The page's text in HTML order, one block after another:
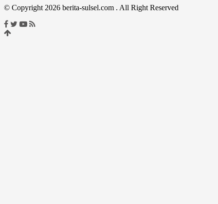
© Copyright 2026 berita-sulsel.com . All Right Reserved